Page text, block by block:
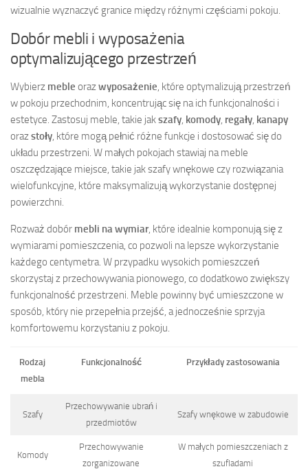
wizualnie wyznaczyć granice między różnymi częściami pokoju.
Dobór mebli i wyposażenia
optymalizującego przestrzeń
Wybierz meble orazwyposażenie , które optymalizują przestrzeń
w pokoju przechodnim, koncentrując się na ich funkcjonalności i
estetyce. Zastosuj meble, takie jakszafy komody regały kanapy
orazstoły , które mogą pełnić różne funkcje i dostosować się do
układu przestrzeni. W małych pokojach stawiaj na meble
oszczędzające miejsce, takie jak szafy wnękowe czy rozwiązania
wielofunkcyjne, które maksymalizują wykorzystanie dostępnej
powierzchni.
Rozważ dobór mebli na wymiar, które idealnie komponują się z
wymiarami pomieszczenia, co pozwoli na lepsze wykorzystanie
każdego centymetra. W przypadku wysokich pomieszczeń
skorzystaj z przechowywania pionowego, co dodatkowo zwiększy
funkcjonalność przestrzeni. Meble powinny być umieszczone w
sposób, który nie przepełnia przejść, a jednocześnie sprzyja
komfortowemu korzystaniu z pokoju.
Rodzaj
mebla
Funkcjonalność Przykłady zastosowania
Szafy
Przechowywanie ubrań i
przedmiotów
Szafy wnękowe w zabudowie
Komody
Przechowywanie
zorganizowane
W małych pomieszczeniach z
szufladami